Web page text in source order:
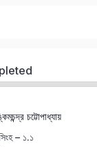
চট্টোপাধ্যায়
– ১.১
পরদিন
চঞ্চল বলিল,
নির্‍মল বলিল,